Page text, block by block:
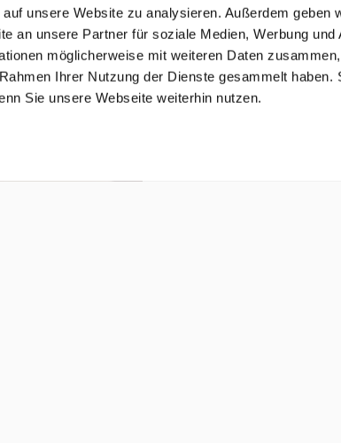
unsere Website zu analysieren. Außerdem geben
an unsere Partner für soziale Medien, Werbung und
möglicherweise mit weiteren Daten
Ihrer Nutzung der Dienste gesammelt haben.
Sie unsere Webseite weiterhin nutzen.